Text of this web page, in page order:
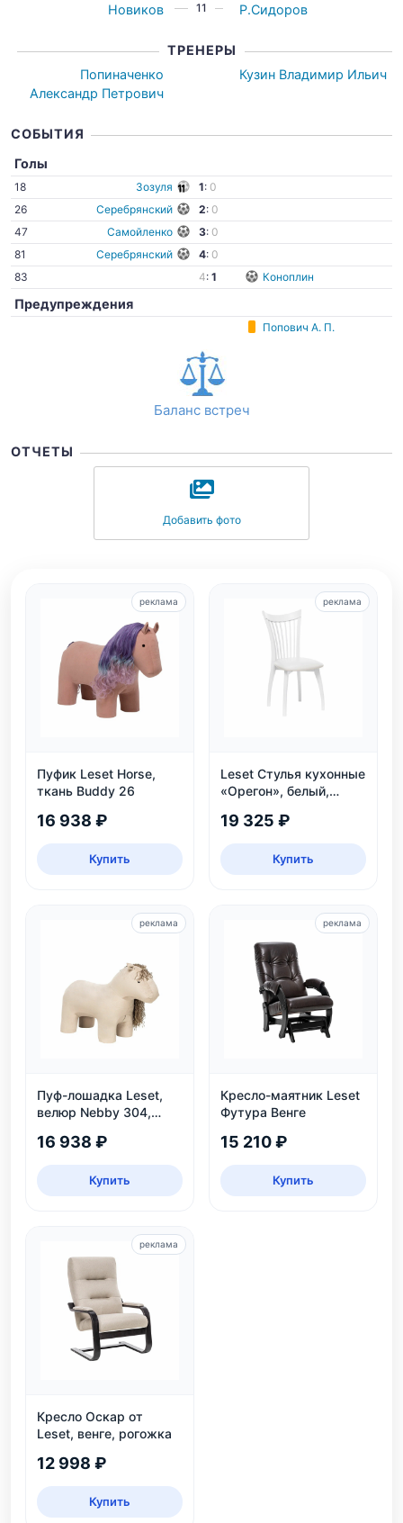
Новиков
11 Р.Сидоров
ТРЕНЕРЫ
Попиначенко
Александр Петрович
Кузин Владимир Ильич
СОБЫТИЯ
Голы
18 Зозуля 1: 0
26
Серебрянский 2: 0
47
Самойленко 3: 0
81
Серебрянский 4: 0
83
4: 1 Коноплин
Предупреждения
Попович А. П.
Баланс встреч
ОТЧЕТЫ
Добавить фото
Пуфик Leset Horse,
ткань Buddy 26
16 938 ₽
Купить
реклама
Leset Стулья кухонные
«Орегон», белый,
19 325 ₽
Купить
реклама
Пуф-лошадка Leset,
велюр Nebby 304,
детской
16 938 ₽
Купить
реклама
Кресло-маятник Leset
Футура Венге
15 210 ₽
Купить
реклама
Кресло Оскар от
Leset, венге, рогожка
12 998 ₽
Купить
реклама